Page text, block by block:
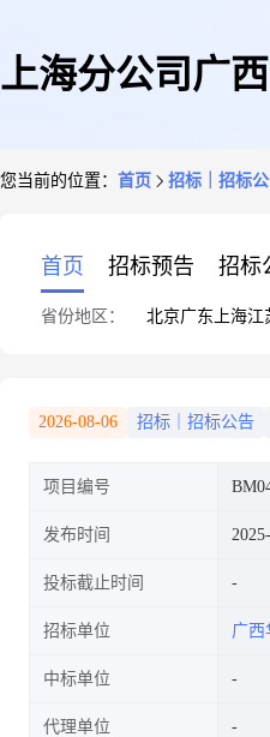
上海分公司广
您当前的位置： 首页 招标｜招标
首页 招标预告 招标
省份地区： 北京广东 上海江
2026-08-06 招标｜招标公告
项目编号
发布时间
投标截止时间
招标单位 广西
中标单位
代理单位